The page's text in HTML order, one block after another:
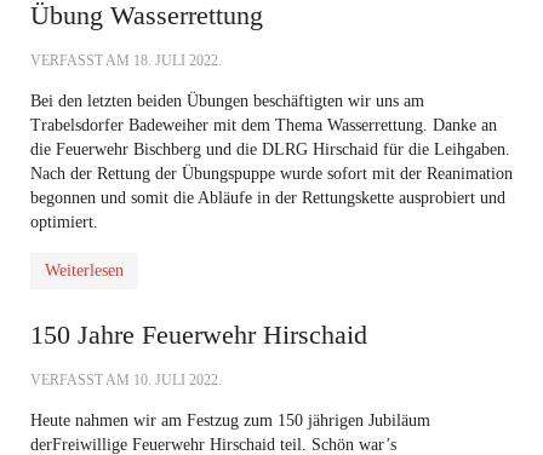
Übung Wasserrettung
VERFASST AM 18. JULI 2022.
Bei den letzten beiden Übungen beschäftigten wir uns am
Trabelsdorfer Badeweiher mit dem Thema Wasserrettung. Danke an
die Feuerwehr Bischberg und die DLRG Hirschaid für die Leihgaben.
Nach der Rettung der Übungspuppe wurde sofort mit der Reanimation
begonnen und somit die Abläufe in der Rettungskette ausprobiert und
optimiert.
Weiterlesen
150 Jahre Feuerwehr Hirschaid
VERFASST AM 10. JULI 2022.
Heute nahmen wir am Festzug zum 150 jährigen Jubiläum
derFreiwillige Feuerwehr Hirschaid teil. Schön war’s